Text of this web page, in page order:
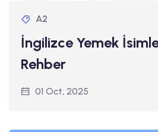
A2
İngilizce Yemek
Rehber
01 Oct, 2025